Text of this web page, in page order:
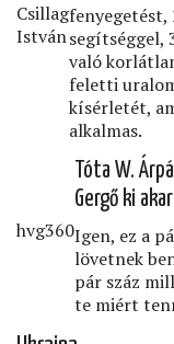
Csillag
István
fenyegetést,
segítséggel,
való
feletti
kísérletét,
alkalmas.
hvg360
Tóta W.
Gergő ki
Igen, ez a
lövetnek
pár száz
te miért